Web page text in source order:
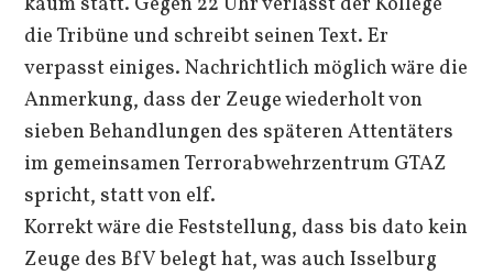
die Tribüne und schreibt seinen Text. Er
verpasst einiges. Nachrichtlich möglich wäre die
Anmerkung, dass der Zeuge wiederholt von
sieben Behandlungen des späteren Attentäters
im gemeinsamen Terrorabwehrzentrum GTAZ
spricht, statt von elf.
Korrekt wäre die Feststellung, dass bis dato kein
Zeuge des BfV belegt hat, was auch Isselburg